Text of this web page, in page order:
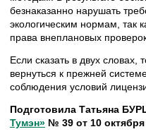
безнаказанно нарушать
экологическим нормам, так
права внеплановых
Если сказать в двух
вернуться к прежней
соблюдения условий
Подготовила Татьяна
Тумэн» № 39 от 10 октября